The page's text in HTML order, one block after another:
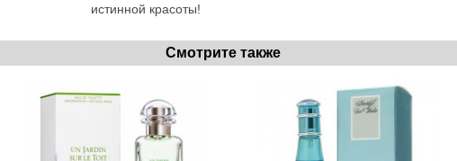
истинной красоты!
Смотрите также